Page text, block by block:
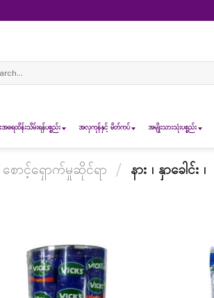
ရေထိန်းသိမ်းရန်ပစ္စည်း အလှကုန်နှင့် မိတ်ကပ် အမျိုးသားသုံးပစ္စည်း
ောင့်ရှောက်မှုဆိုင်ရာ / နား ၊ နှာခေါင်း ၊